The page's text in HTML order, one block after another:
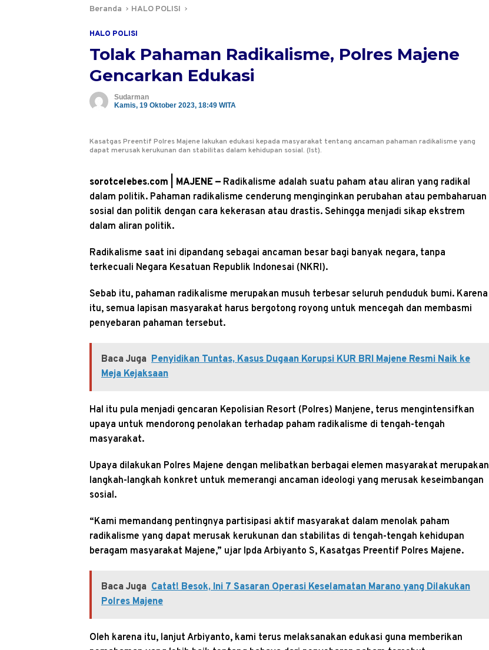
Beranda HALO POLISI
HALO POLISI
Tolak Pahaman Radikalisme, Polres Majene
Gencarkan Edukasi
Sudarman
Kamis, 19 Oktober 2023, 18:49 WITA
Kasatgas Preentif Polres Majene lakukan edukasi kepada masyarakat tentang ancaman pahaman radikalisme yang
dapat merusak kerukunan dan stabilitas dalam kehidupan sosial. (Ist).
sorotcelebes.com | MAJENE — Radikalisme adalah suatu paham atau aliran yang radikal
dalam politik. Pahaman radikalisme cenderung menginginkan perubahan atau pembaharuan
sosial dan politik dengan cara kekerasan atau drastis. Sehingga menjadi sikap ekstrem
dalam aliran politik.
Radikalisme saat ini dipandang sebagai ancaman besar bagi banyak negara, tanpa
terkecuali Negara Kesatuan Republik Indonesai (NKRI).
Sebab itu, pahaman radikalisme merupakan musuh terbesar seluruh penduduk bumi. Karena
itu, semua lapisan masyarakat harus bergotong royong untuk mencegah dan membasmi
penyebaran pahaman tersebut.
Baca Juga Penyidikan Tuntas, Kasus Dugaan Korupsi KUR BRI Majene Resmi Naik ke
Meja Kejaksaan
Hal itu pula menjadi gencaran Kepolisian Resort (Polres) Manjene, terus mengintensifkan
upaya untuk mendorong penolakan terhadap paham radikalisme di tengah-tengah
masyarakat.
Upaya dilakukan Polres Majene dengan melibatkan berbagai elemen masyarakat merupakan
langkah-langkah konkret untuk memerangi ancaman ideologi yang merusak keseimbangan
sosial.
“Kami memandang pentingnya partisipasi aktif masyarakat dalam menolak paham
radikalisme yang dapat merusak kerukunan dan stabilitas di tengah-tengah kehidupan
beragam masyarakat Majene,” ujar Ipda Arbiyanto S, Kasatgas Preentif Polres Majene.
Baca Juga Catat! Besok, Ini 7 Sasaran Operasi Keselamatan Marano yang Dilakukan
Polres Majene
Oleh karena itu, lanjut Arbiyanto, kami terus melaksanakan edukasi guna memberikan